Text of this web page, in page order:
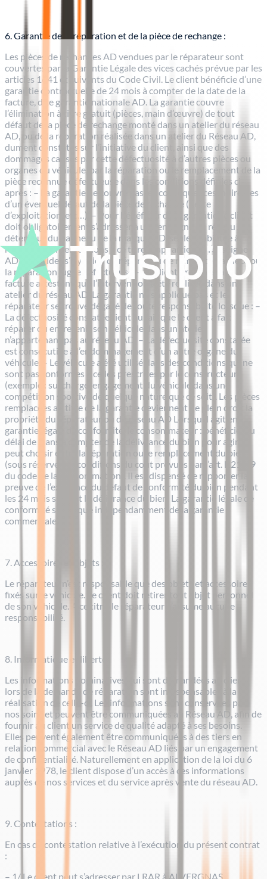
6. Garantie de la réparation et de la pièce de rechange :
Les pièces de rechanges AD vendues par le réparateur sont
couvertes par la Garantie Légale des vices cachés prévue par les
articles 1641 et suivants du Code Civil. Le client bénéficie d’une
garantie contractuelle de 24 mois à compter de la date de la
facture, dite garantie nationale AD. La garantie couvre
l’élimination à titre gratuit (pièces, main d’œuvre) de tout
défaut de la pièce de rechange monté dans un atelier du réseau
AD, ou de la réparation réalisée dans un atelier du Réseau AD,
dument constatés sur l’initiative du client, ainsi que des
dommages causés par cette défectuosité à d’autres pièces ou
organes du véhicule, par la réparation ou le remplacement de la
pièce reconnue défectueuse dans les conditions définies ci-
après : – La garantie ne couvre pas les conséquences indirectes
d’un éventuel défaut de la pièce de rechange (perte
d’exploitation, etc…). – Pour bénéficier de la garantie, le client
doit obligatoirement s’adresser à une enseigne du réseau AD
détenteur du panneau de la marque AD, seules habilitée à
réaliser des interventions à ce titre. Il appartient à l’enseigne
AD de décider s’il y a lieu de réparer ou de remplacer la pièce ou
la réparation jugée défectueuse. – Le client présentera la
facture attestant que l’intervention a été réalisée dans un
atelier du réseau AD. La garantie ne s’applique pas et le
réparateur se trouve dégagé de toute responsabilité lorsque : –
La défectuosité constatée tient au fait que le client a fait
réparer ou entretenir son véhicule dans un atelier
n’appartenant pas au réseau AD. – La défectuosité constatée
est consécutive à l’endommagement d’un autre organe du
véhicule. – Le véhicule a été utilisé dans des conditions qui ne
sont pas conformes à celles prescrites par le constructeur
(exemple : surcharge, engagement du véhicule dans une
compétition sportive de quelque nature que ce soit). Les pièces
remplacées au titre de la garantie deviennent de plein droit la
propriété du réparateur ou du réseau AD Lorsqu’il agit en
garantie légale de conformité, le consommateur : bénéficie d’u
délai de 2 ans à compter de la délivrance du bien pour agir. Il
peut choisir entre la réparation ou le remplacement du bien
(sous réserve des conditions du coût prévues par l’art. L.211-9
du code de la consommation). Il est dispensé de rapporter la
preuve de l’existence du défaut de conformité du bien pendant
les 24 mois suivant la délivrance du bien. La garantie légale de
conformité s’applique indépendamment de la garantie
commerciale.
7. Accessoires et objets :
Le réparateur n’est responsable que des objets et accessoires
fixés sur le véhicule. Le client doit retirer tout objet personnel
de son véhicule. A ce titre, le réparateur n’assume aucune
responsabilité.
8. Informatique et liberté :
Les informations nominatives qui sont demandées au client
lors de la demande de réparation sont indispensables à la
réalisation de celle-ci. Les informations sont conservées par
nos soins et peuvent être communiquées au Réseau AD, afin de
fournir au client un service de qualité adapté à ses besoins.
Elles peuvent également être communiquées à des tiers en
relation commercial avec le Réseau AD liés par un engagement
de confidentialité. Naturellement en application de la loi du 6
janvier 1978, le client dispose d’un accès à ces informations
auprès de nos services et du service après vente du réseau AD.
9. Contestations :
En cas de contestation relative à l’exécution du présent contrat
:
– 1/ Le client peut s’adresser par LRAR à ALVERGNAS